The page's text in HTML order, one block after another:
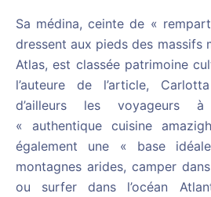
Sa médina, ceinte de «
dressent aux pieds des massifs
Atlas, est classée patrimoine
l’auteure de l’article,
d’ailleurs les voyageurs
« authentique cuisine
également une « base
montagnes arides, camper
ou surfer dans l’océan